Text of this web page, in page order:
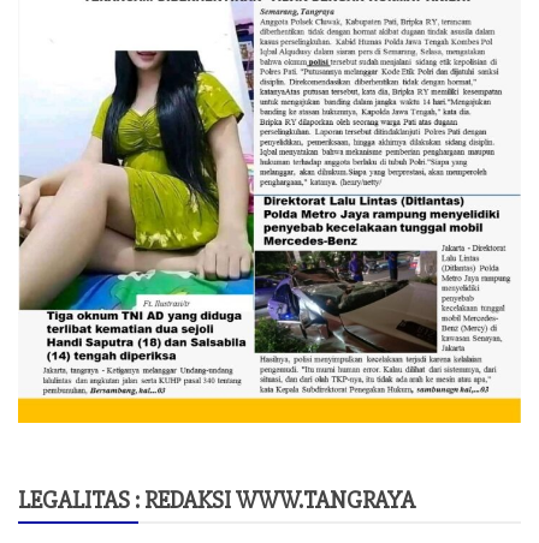
LEGALITAS : REDAKSI WWW.TANGRAYA